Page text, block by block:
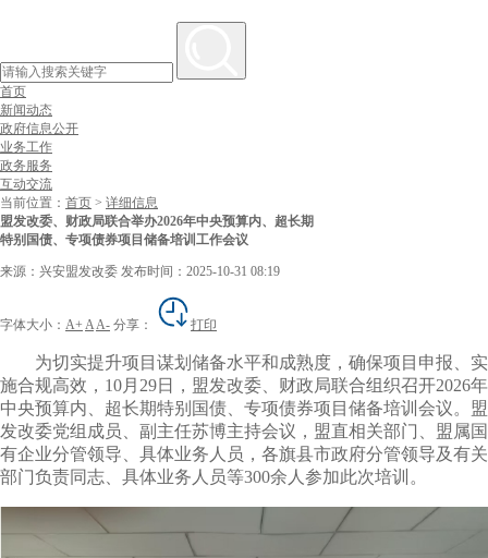
首页
新闻动态
政府信息公开
业务工作
政务服务
互动交流
当前位置： 首页 > 详细信息
盟发改委、财政局联合举办2026年中央预算内、超长期
特别国债、专项债券项目储备培训工作会议
来源：兴安盟发改委 发布时间：2025-10-31 08:19
字体大小： A+ AA- 分享： 打印
为切实提升项目谋划储备水平和成熟度，确保项目申报、实
施合规高效，10月29日，盟发改委、财政局联合组织召开2026年
中央预算内、超长期特别国债、专项债券项目储备培训会议。盟
发改委党组成员、副主任苏博主持会议，盟直相关部门、盟属国
有企业分管领导、具体业务人员，各旗县市政府分管领导及有关
部门负责同志、具体业务人员等300余人参加此次培训。